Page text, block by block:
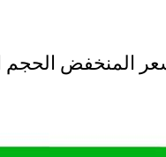
المنخفض الحجم